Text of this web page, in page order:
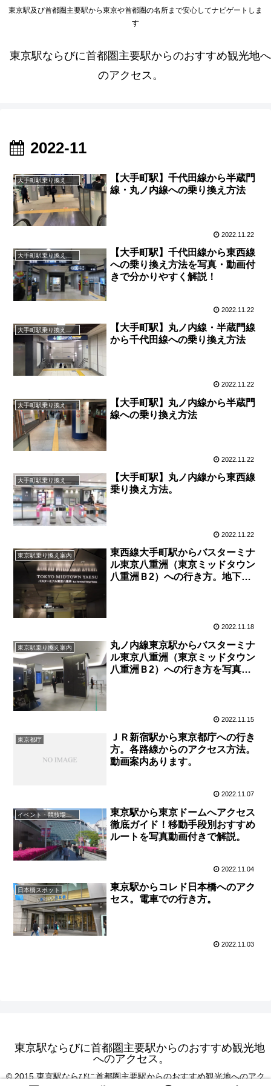
東京駅及び首都圏主要駅から東京や首都圏の名所まで安心してナビゲートしま
す
東京駅ならびに首都圏主要駅からのおすすめ観光地へ
のアクセス。
2022-11
【大手町駅】千代田線から半蔵門
線・丸ノ内線への乗り換え方法
2022.11.22
大手町駅乗り換え案内
【大手町駅】千代田線から東西線
への乗り換え方法を写真・動画付
きで分かりやすく解説！
2022.11.22
大手町駅乗り換え案内
【大手町駅】丸ノ内線・半蔵門線
から千代田線への乗り換え方法
2022.11.22
大手町駅乗り換え案内
【大手町駅】丸ノ内線から半蔵門
線への乗り換え方法
2022.11.22
大手町駅乗り換え案内
【大手町駅】丸ノ内線から東西線
乗り換え方法。
2022.11.22
東京駅乗り換え案内
東西線大手町駅からバスターミナ
ル東京八重洲（東京ミッドタウン
八重洲Ｂ2）への行き方。地下通
2022.11.18
東京駅乗り換え案内
丸ノ内線東京駅からバスターミナ
ル東京八重洲（東京ミッドタウン
八重洲Ｂ2）への行き方を写真・
2022.11.15
東京都庁
ＪＲ新宿駅から東京都庁への行き
方。各路線からのアクセス方法。
動画案内あります。
2022.11.07
イベント・競技場・会議場
東京駅から東京ドームへアクセス
徹底ガイド！移動手段別おすすめ
ルートを写真動画付きで解説。
2022.11.04
日本橋スポット
東京駅からコレド日本橋へのアク
セス。電車での行き方。
2022.11.03
東京駅ならびに首都圏主要駅からのおすすめ観光地
へのアクセス。
© 2015 東京駅ならびに首都圏主要駅からのおすすめ観光地へのアク